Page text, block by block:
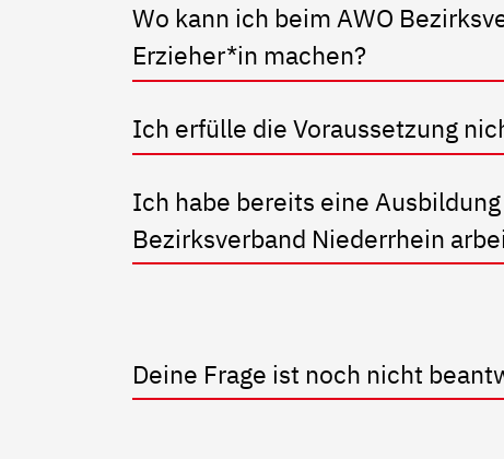
Wo kann ich beim AWO
Erzieher*in machen?
Ich erfülle die Voraussetzung
Ich habe bereits eine
Bezirksverband Niederrhein
Deine Frage ist noch nicht